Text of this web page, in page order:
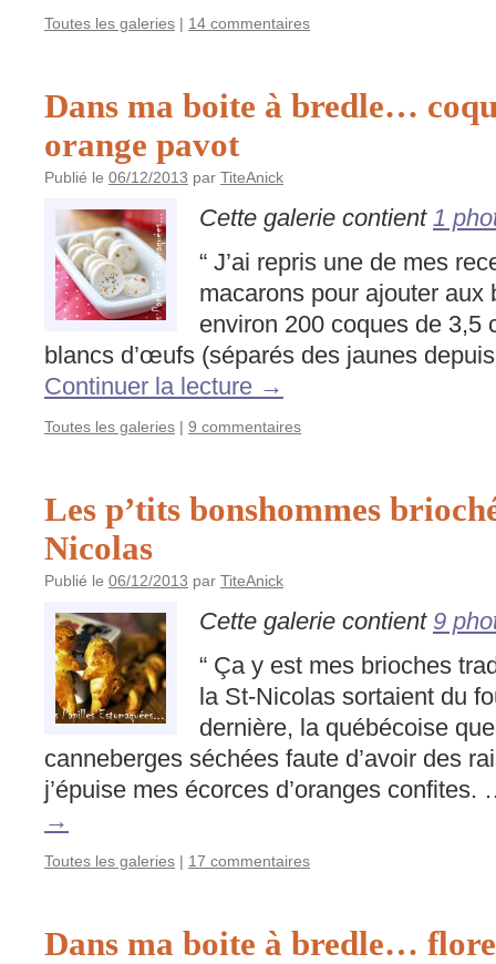
Toutes les galeries | 14 commentaires
Dans ma boite à bredle…
orange pavot
Publié le 06/12/2013 par TiteAnick
Cette galerie contient 1
“ J’ai repris une de mes
macarons pour ajouter
environ 200 coques de
blancs d’œufs (séparés des jaunes
Continuer la lecture →
Toutes les galeries | 9 commentaires
Les p’tits bonshommes
Nicolas
Publié le 06/12/2013 par TiteAnick
Cette galerie contient 9
“ Ça y est mes brioches
la St-Nicolas sortaient du
dernière, la québécoise
canneberges séchées faute d’avoir des
j’épuise mes écorces d’oranges
→
Toutes les galeries | 17 commentaires
Dans ma boite à bredle…